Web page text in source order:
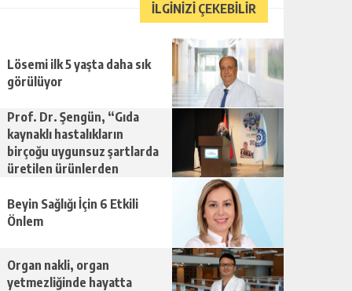
İLGİNİZİ ÇEKEBİLİR
Lösemi ilk 5 yaşta daha sık
görülüyor
Prof. Dr. Şengün, “Gıda
kaynaklı hastalıkların
birçoğu uygunsuz şartlarda
üretilen ürünlerden
Beyin Sağlığı İçin 6 Etkili
Önlem
Organ nakli, organ
yetmezliğinde hayatta